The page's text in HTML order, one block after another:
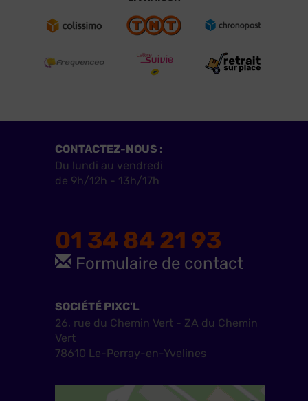
CONTACTEZ-NOUS :
Du lundi au vendredi
de 9h/12h - 13h/17h
01 34 84 21 93
Formulaire de contact
SOCIÉTÉ PIXC'L
26, rue du Chemin Vert - ZA du Chemin
Vert
78610 Le-Perray-en-Yvelines